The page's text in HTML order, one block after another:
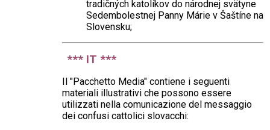
tradičných katolíkov do národnej svätyne
Sedembolestnej Panny Márie v Šaštíne na
Slovensku;
*** IT ***
Il "Pacchetto Media" contiene i seguenti
materiali illustrativi che possono essere
utilizzati nella comunicazione del messaggio
dei confusi cattolici slovacchi: